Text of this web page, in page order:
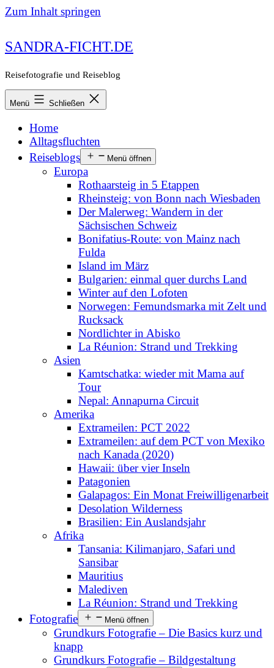
Zum Inhalt springen
SANDRA-FICHT.DE
Reisefotografie und Reiseblog
Menü Schließen
Home
Alltagsfluchten
Reiseblogs
Menü öffnen
Europa
Rothaarsteig in 5 Etappen
Rheinsteig: von Bonn nach Wiesbaden
Der Malerweg: Wandern in der
Sächsischen Schweiz
Bonifatius-Route: von Mainz nach
Fulda
Island im März
Bulgarien: einmal quer durchs Land
Winter auf den Lofoten
Norwegen: Femundsmarka mit Zelt und
Rucksack
Nordlichter in Abisko
La Réunion: Strand und Trekking
Asien
Kamtschatka: wieder mit Mama auf
Tour
Nepal: Annapurna Circuit
Amerika
Extrameilen: PCT 2022
Extrameilen: auf dem PCT von Mexiko
nach Kanada (2020)
Hawaii: über vier Inseln
Patagonien
Galapagos: Ein Monat Freiwilligenarbeit
Desolation Wilderness
Brasilien: Ein Auslandsjahr
Afrika
Tansania: Kilimanjaro, Safari und
Sansibar
Mauritius
Malediven
La Réunion: Strand und Trekking
Fotografie
Menü öffnen
Grundkurs Fotografie – Die Basics kurz und
knapp
Grundkurs Fotografie – Bildgestaltung